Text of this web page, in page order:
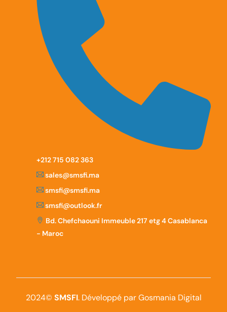
‪+212 715 082 363
sales@smsfi.ma
smsfi@smsfi.ma
smsfi@outlook.fr
Bd. Chefchaouni Immeuble 217 etg 4 Casablanca
- Maroc
2024© SMSFI. Développé par Gosmania Digital